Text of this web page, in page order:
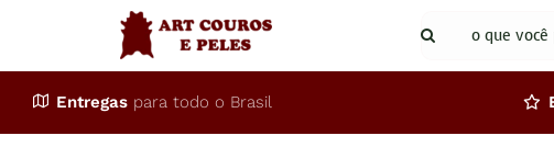
conteúdo
Buscar
Entregas para todo o Brasil